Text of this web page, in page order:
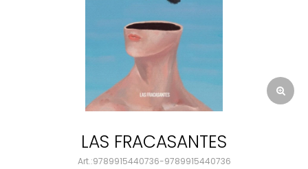
LAS FRACASANTES
9789915440736-9789915440736